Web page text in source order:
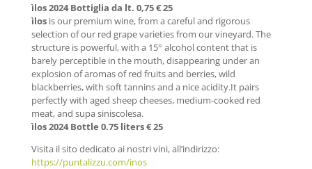
ìlos 2024 Bottiglia da lt. 0,75 € 25
ìlos is our premium wine, from a careful and rigorous
selection of our red grape varieties from our vineyard. The
structure is powerful, with a 15° alcohol content that is
barely perceptible in the mouth, disappearing under an
explosion of aromas of red fruits and berries, wild
blackberries, with soft tannins and a nice acidity.It pairs
perfectly with aged sheep cheeses, medium-cooked red
meat, and supa siniscolesa.
ìlos 2024 Bottle 0.75 liters € 25
Visita il sito dedicato ai nostri vini, all’indirizzo:
https://puntalizzu.com/inos